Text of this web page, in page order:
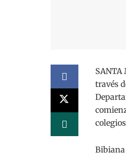
SANTA
través
Bibiana